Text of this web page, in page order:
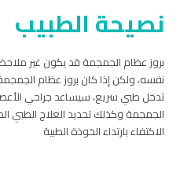
نصيحة الطبيب
بروز عظام الجمجمة قد يكون غير
نفسه، ولكن إذا كان بروز عظام
تدخل طبي سريع، سيساعد جراحي
الجمجمة وكذلك تحديد العلاج الطبي
الاكتفاء بارتداء الخوذة الطبية